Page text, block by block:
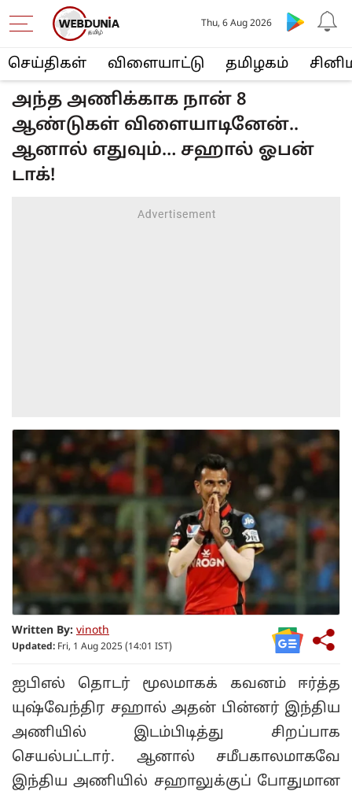
செய்திகள் விளையா‌ட்டு த‌மிழக‌ம்
Thu, 6 Aug 2026
அந்த அணிக்காக நான் 8
ஆண்டுகள் விளையாடினேன்..
ஆனால் எதுவும்… சஹால் ஓபன்
டாக்!
Written By: vinoth
Updated: Fri, 1 Aug 2025 (14:01 IST)
ஐபிஎல் தொடர் மூலமாகக் கவனம் ஈர்த்த
யுஷ்வேந்திர சஹால் அதன் பின்னர் இந்திய
அணியில் இடம்பிடித்து சிறப்பாக
செயல்பட்டார். ஆனால் சமீபகாலமாகவே
இந்திய அணியில் சஹாலுக்குப் போதுமான